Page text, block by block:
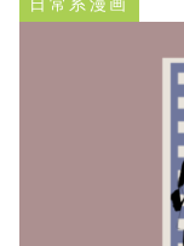
日常系漫画